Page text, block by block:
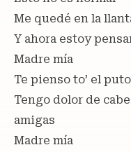
Me quedé en la
Y ahora estoy
Madre mía
Te pienso to’ el
Tengo dolor de
amigas
Madre mía